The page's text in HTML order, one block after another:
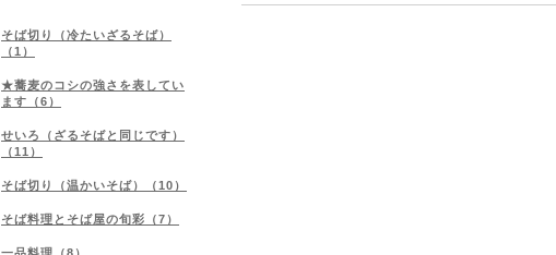
そば切り（冷たいざるそば）
（1）
★蕎麦のコシの強さを表してい
ます（6）
せいろ（ざるそばと同じです）
（11）
そば切り（温かいそば）（10）
そば料理とそば屋の旬彩（7）